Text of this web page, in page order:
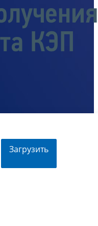
КЭП
Загрузить